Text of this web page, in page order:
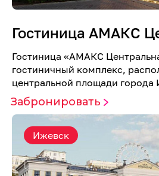
Гостиница АМАКС
Гостиница «AMАКС
гостиничный комплекс,
центральной площади города
Забронировать
Ижевск